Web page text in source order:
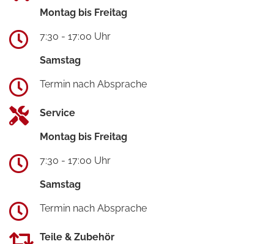
Montag bis Freitag
7:30 - 17:00 Uhr
Samstag
Termin nach Absprache
Service
Montag bis Freitag
7:30 - 17:00 Uhr
Samstag
Termin nach Absprache
Teile & Zubehör